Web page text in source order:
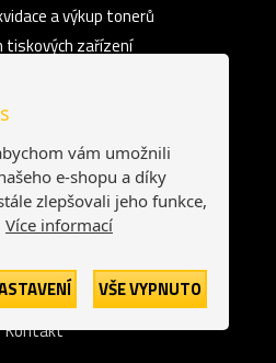
a výkup tonerů
tiskových zařízení
jsme?
cookies
osobních údajů
podmínky
Pro média
Kontakt
vám umožnili
e-shopu a díky
zlepšovali jeho funkce,
Více informací
VŠE VYPNUTO